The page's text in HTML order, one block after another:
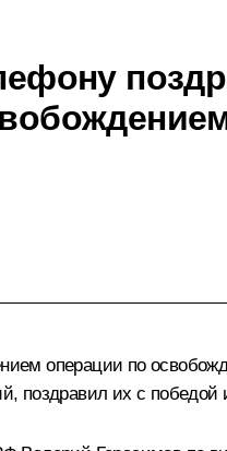
операции по
поздравил их с победой